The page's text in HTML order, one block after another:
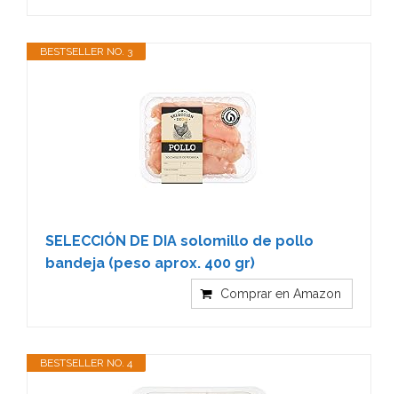
BESTSELLER NO. 3
SELECCIÓN DE DIA solomillo de pollo
bandeja (peso aprox. 400 gr)
Comprar en Amazon
BESTSELLER NO. 4